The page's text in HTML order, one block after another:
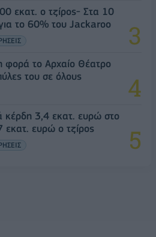
εκατ. ο τζίρος- Στα 10
το 60% του Jackaroo
φορά το Αρχαίο Θέατρο
του σε όλους
3,4 εκατ. ευρώ στο
ευρώ ο τζίρος